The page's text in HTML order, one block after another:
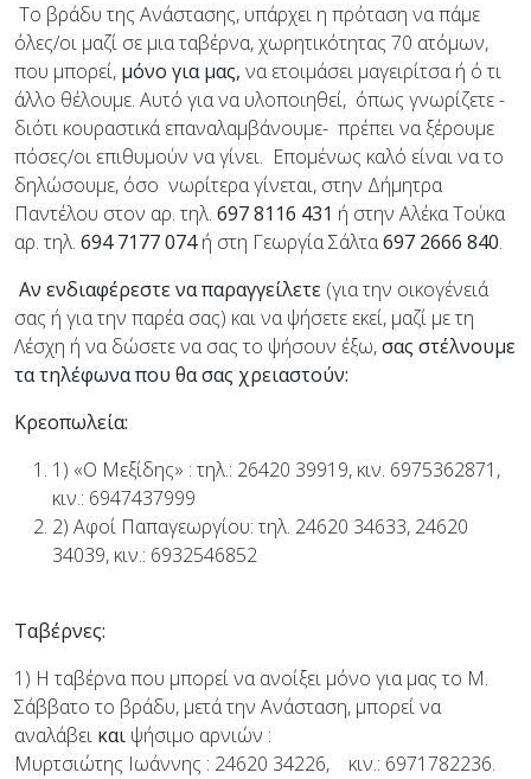
Το βράδυ της Ανάστασης, υπάρχει η πρόταση να πάμε
όλες/οι μαζί σε μια ταβέρνα, χωρητικότητας 70 ατόμων,
που μπορεί, μόνο για μας, να ετοιμάσει μαγειρίτσα ή ό τι
άλλο θέλουμε. Αυτό για να υλοποιηθεί, όπως γνωρίζετε -
διότι κουραστικά επαναλαμβάνουμε- πρέπει να ξέρουμε
πόσες/οι επιθυμούν να γίνει. Επομένως καλό είναι να το
δηλώσουμε, όσο νωρίτερα γίνεται, στην Δήμητρα
Παντέλου στον αρ. τηλ. 697 8116 431 ή στην Αλέκα Τούκα
αρ. τηλ. 694 7177 074ή στη Γεωργία Σάλτα697 2666 840.
Αν ενδιαφέρεστε να παραγγείλετε (για την οικογένειά
σας ή για την παρέα σας) και να ψήσετε εκεί, μαζί με τη
Λέσχη ή να δώσετε να σας το ψήσουν έξω,σας στέλνουμε
τα τηλέφωνα που θα σας χρειαστούν:
Κρεοπωλεία:
1) «Ο Μεξίδης» : τηλ.: 26420 39919, κιν. 6975362871,
κιν.: 6947437999
2) Αφοί Παπαγεωργίου: τηλ. 24620 34633, 24620
34039, κιν.: 6932546852
Ταβέρνες:
1) Η ταβέρνα που μπορεί να ανοίξει μόνο για μας το Μ.
Σάββατο το βράδυ, μετά την Ανάσταση, μπορεί να
αναλάβει και ψήσιμο αρνιών :
Μυρτσιώτης Ιωάννης : 24620 34226, κιν.: 6971782236.